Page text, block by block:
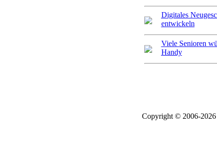
Digitales
entwickeln
Viele Senioren
Handy
Copyright © 2006-